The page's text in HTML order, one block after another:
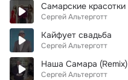
Самарские красотки
Сергей Альтерготт
Кайфует свадьба
Сергей Альтерготт
Наша Самара (Remix)
Сергей Альтерготт